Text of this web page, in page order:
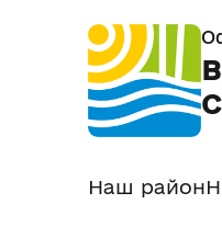
Наш район